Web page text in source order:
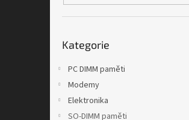
kategorie
Kategorie
PC DIMM paměti
Modemy
Elektronika
SO-DIMM paměti